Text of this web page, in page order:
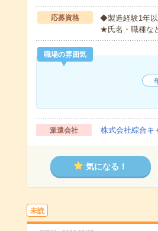
応募資格
◆製造経験1年以
★氏名・職種な
職場の雰囲気
派遣会社 株式会社綜合キ
気になる！
未読